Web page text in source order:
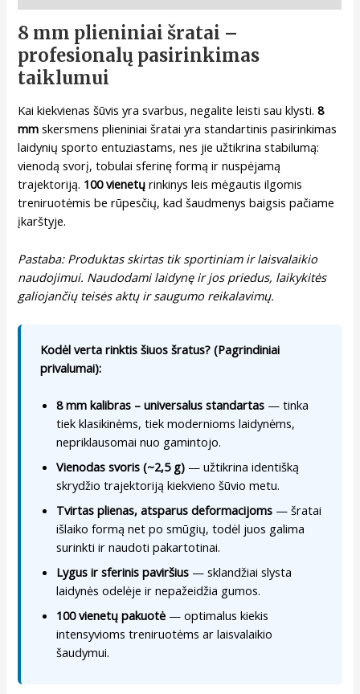
8 mm plieniniai šratai –
profesionalų pasirinkimas
taiklumui
Kai kiekvienas šūvis yra svarbus, negalite leisti sau klysti.8
mm skersmens plieniniai šratai yra standartinis pasirinkimas
laidynių sporto entuziastams, nes jie užtikrina stabilumą:
vienodą svorį, tobulai sferinę formą ir nuspėjamą
trajektoriją. 100 vienetų rinkinys leis mėgautis ilgomis
treniruotėmis be rūpesčių, kad šaudmenys baigsis pačiame
įkarštyje.
Pastaba: Produktas skirtas tik sportiniam ir laisvalaikio
naudojimui. Naudodami laidynę ir jos priedus, laikykitės
galiojančių teisės aktų ir saugumo reikalavimų.
Kodėl verta rinktis šiuos šratus? (Pagrindiniai
privalumai):
8 mm kalibras – universalus standartas — tinka
tiek klasikinėms, tiek modernioms laidynėms,
nepriklausomai nuo gamintojo.
Vienodas svoris (~2,5 g) — užtikrina identišką
skrydžio trajektoriją kiekvieno šūvio metu.
Tvirtas plienas, atsparus deformacijoms — šratai
išlaiko formą net po smūgių, todėl juos galima
surinkti ir naudoti pakartotinai.
Lygus ir sferinis paviršius — sklandžiai slysta
laidynės odelėje ir nepažeidžia gumos.
100 vienetų pakuotė — optimalus kiekis
intensyvioms treniruotėms ar laisvalaikio
šaudymui.